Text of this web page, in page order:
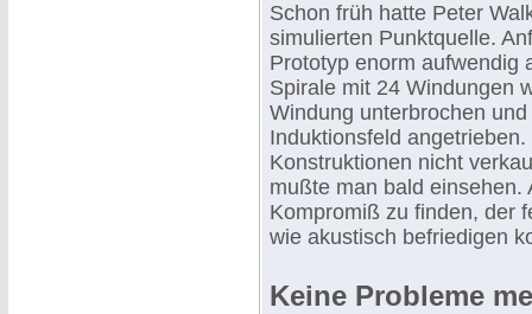
Schon früh hatte Peter
simulierten Punktquelle.
Prototyp enorm aufwendig
Spirale mit 24 Windungen
Windung unterbrochen
Induktionsfeld
Konstruktionen nicht
mußte man bald einsehen.
Kompromiß zu finden, der
wie akustisch befriedigen
Keine Probleme